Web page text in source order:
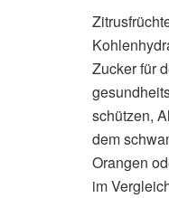
Zucker für
schützen,
dem
Orangen
im